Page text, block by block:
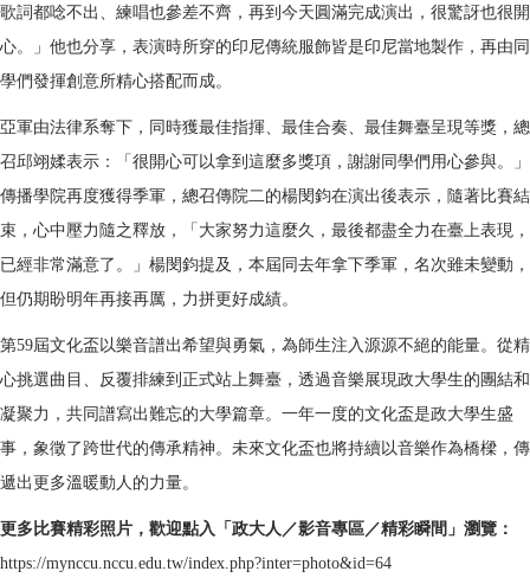
歌詞都唸不出、練唱也參差不齊，再到今天圓滿完成演出，很驚訝也很開
心。」他也分享，表演時所穿的印尼傳統服飾皆是印尼當地製作，再由同
學們發揮創意所精心搭配而成。
亞軍由法律系奪下，同時獲最佳指揮、最佳合奏、最佳舞臺呈現等獎，總
召邱翊媃表示：「很開心可以拿到這麼多獎項，謝謝同學們用心參與。」
傳播學院再度獲得季軍，總召傳院二的楊閔鈞在演出後表示，隨著比賽結
束，心中壓力隨之釋放，「大家努力這麼久，最後都盡全力在臺上表現，
已經非常滿意了。」楊閔鈞提及，本屆同去年拿下季軍，名次雖未變動，
但仍期盼明年再接再厲，力拼更好成績。
第59屆文化盃以樂音譜出希望與勇氣，為師生注入源源不絕的能量。從精
心挑選曲目、反覆排練到正式站上舞臺 ，透過音樂展現政大學生的團結和
凝聚力，共同譜寫出難忘的大學篇章。一年一度的文化盃是政大學生盛
事，象徵了跨世代的傳承精神。未來文化盃也將持續以音樂作為橋樑，傳
遞出更多溫暖動人的力量。
更多比賽精彩照片，歡迎點入「政大人／影音專區／精彩瞬間」瀏覽：
https://mynccu.nccu.edu.tw/index.php?inter=photo&id=64